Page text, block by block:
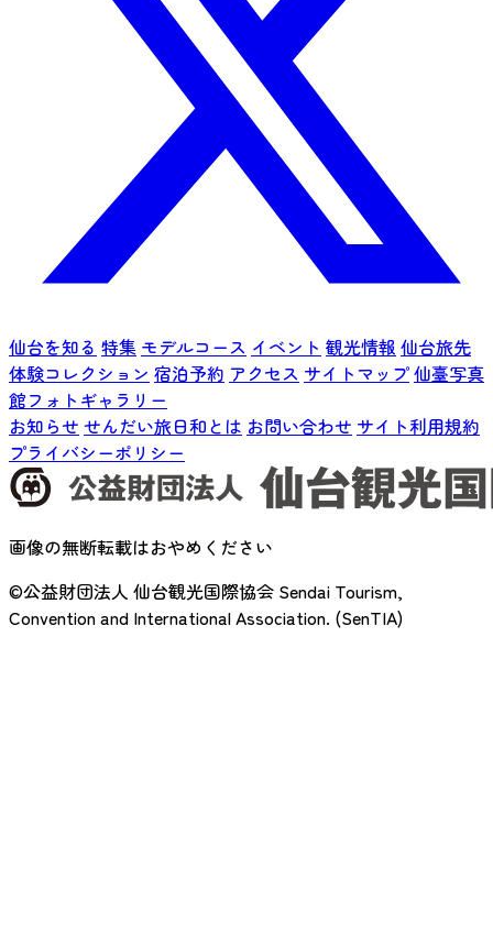
仙台を知る 特集 モデルコース イベント 観光情報 仙台旅先
体験コレクション 宿泊予約 アクセス サイトマップ仙臺写真
館フォトギャラリー
お知らせ せんだい旅日和とは お問い合わせ サイト利用規約
プライバシーポリシー
画像の無断転載はおやめください
©公益財団法人 仙台観光国際協会 Sendai Tourism,
Convention and International Association. (SenTIA)